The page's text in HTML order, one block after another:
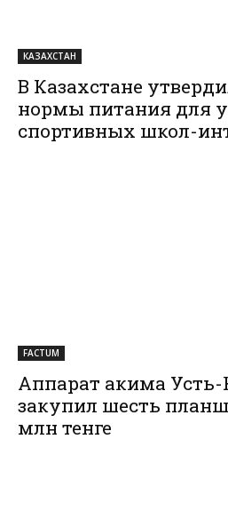
КАЗАХСТАН
В Казахстане
нормы питания для
спортивных школ-
FACTUM
Аппарат акима
закупил шесть
млн тенге